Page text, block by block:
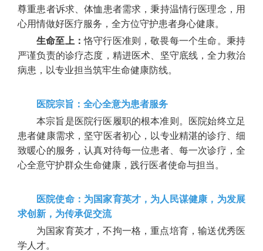
尊重患者诉求、体恤患者需求，秉持温情行医理念，用
心用情做好医疗服务，全方位守护患者身心健康。
生命至上：恪守行医准则，敬畏每一个生命。秉持
严谨负责的诊疗态度，精进医术、坚守底线，全力救治
病患，以专业担当筑牢生命健康防线。
医院宗旨：全心全意为患者服务
本宗旨是医院行医履职的根本准则。医院始终立足
患者健康需求，坚守医者初心，以专业精湛的诊疗、细
致暖心的服务，认真对待每一位患者、每一次诊疗，全
心全意守护群众生命健康，践行医者使命与担当。
医院使命：为国家育英才，为人民谋健康，为发展
求创新，为传承促交流
为国家育英才，不拘一格，重点培育，输送优秀医
学人才。